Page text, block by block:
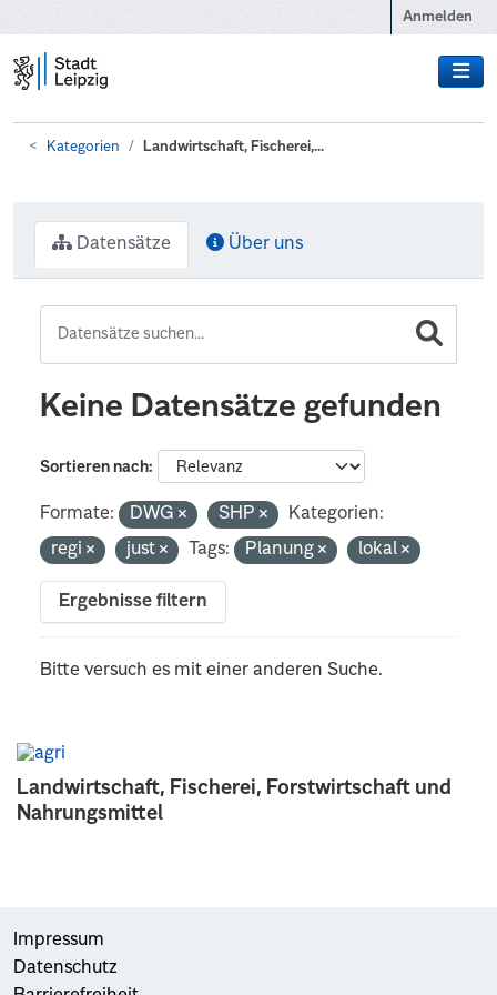
Anmelden
Kategorien Landwirtschaft, Fischerei,...
Landwirtschaft, Fischerei, Forstwirtschaft und
Nahrungsmittel
Datensätze Über uns
Keine Datensätze gefunden
Sortieren nach
Formate: DWG SHP
Kategorien:
regi
just Tags: Planung lokal
Ergebnisse filtern
Bitte versuch es mit einer anderen Suche.
Impressum
Datenschutz